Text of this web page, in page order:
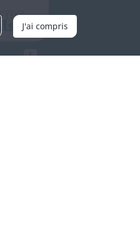
J'ai compris